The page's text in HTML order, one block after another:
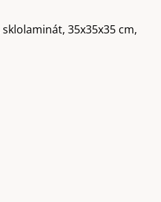
35x35x35 cm,